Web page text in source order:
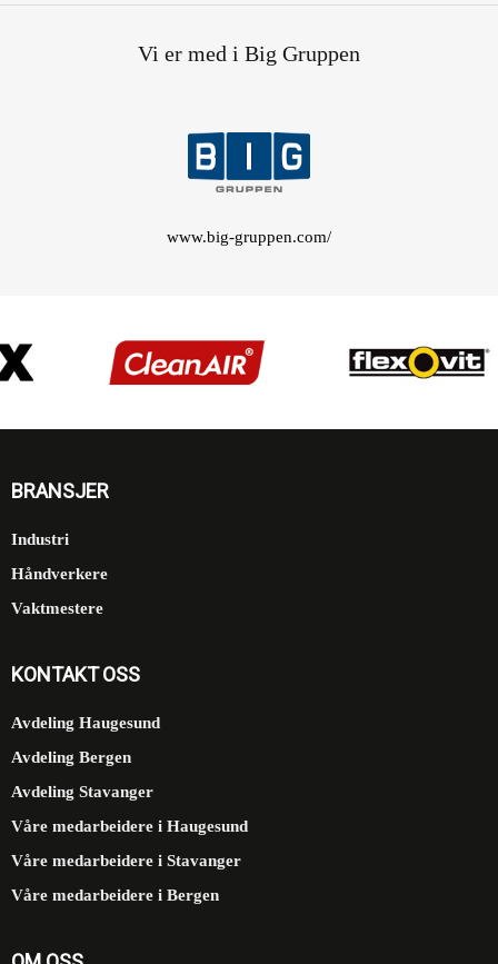
Vi er med i Big Gruppen
www.big-gruppen.com/
BRANSJER
Industri
Håndverkere
Vaktmestere
KONTAKT OSS
Avdeling Haugesund
Avdeling Bergen
Avdeling Stavanger
Våre medarbeidere i Haugesund
Våre medarbeidere i Stavanger
Våre medarbeidere i Bergen